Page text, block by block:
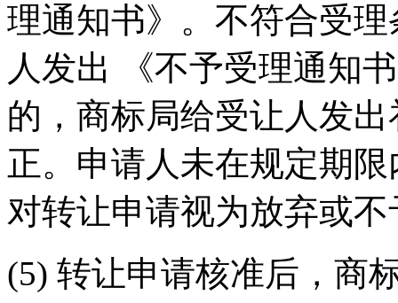
理通知书》。不符合受
人发出 《不予受理通知
的，商标局给受让人发
正。申请人未在规定期
对转让申请视为放弃或
(5) 转让申请核准后，商